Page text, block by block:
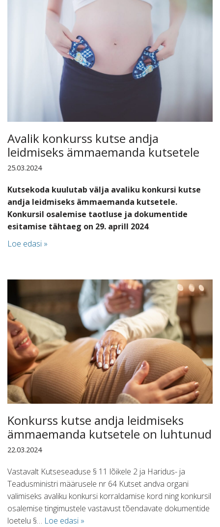
Avalik konkurss kutse andja
leidmiseks ämmaemanda kutsetele
25.03.2024
Kutsekoda kuulutab välja avaliku konkursi kutse
andja leidmiseks ämmaemanda kutsetele.
Konkursil osalemise taotluse ja dokumentide
esitamise tähtaeg on 29. aprill 2024.
Loe edasi »
Konkurss kutse andja leidmiseks
ämmaemanda kutsetele on luhtunud
22.03.2024
Vastavalt Kutseseaduse § 11 lõikele 2 ja Haridus- ja
Teadusministri määrusele nr 64 Kutset andva organi
valimiseks avaliku konkursi korraldamise kord ning konkursil
osalemise tingimustele vastavust tõendavate dokumentide
loetelu §… Loe edasi »